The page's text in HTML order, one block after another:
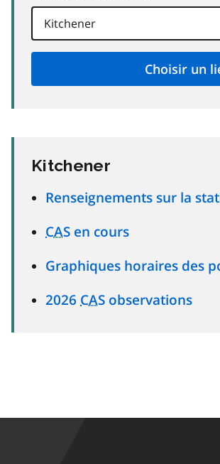
Kitchener
Renseignements sur la
CAS en cours
Graphiques horaires des
2026 CAS observations